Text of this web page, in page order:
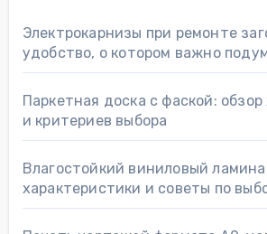
Электрокарнизы при ремонте
удобство, о котором важно
Паркетная доска с фаской:
и критериев выбора
Влагостойкий виниловый
характеристики и советы по